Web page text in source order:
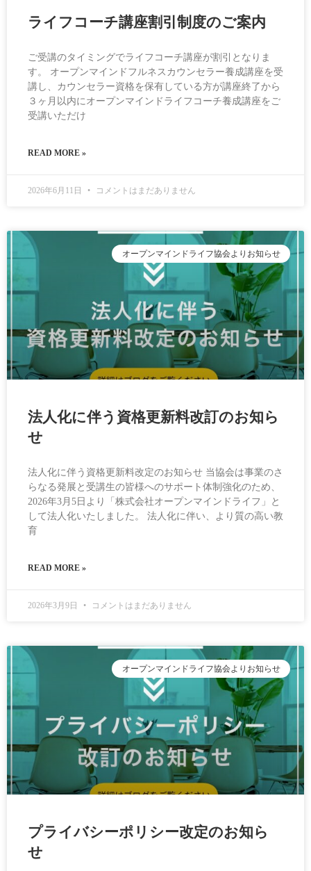
ライフコーチ講座割引制度のご案内
ご受講のタイミングでライフコーチ講座が割引となりま
す。 オープンマインドフルネスカウンセラー養成講座を受
講し、カウンセラー資格を保有している方が講座終了から
３ヶ月以内にオープンマインドライフコーチ養成講座をご
受講いただけ
READ MORE »
2026年6月11日 コメントはまだありません
オープンマインドライフ協会よりお知らせ
法人化に伴う資格更新料改訂のお知ら
せ
法人化に伴う資格更新料改定のお知らせ 当協会は事業のさ
らなる発展と受講生の皆様へのサポート体制強化のため、
2026年3月5日より「株式会社オープンマインドライフ」と
して法人化いたしました。 法人化に伴い、より質の高い教
育
READ MORE »
2026年3月9日 コメントはまだありません
オープンマインドライフ協会よりお知らせ
プライバシーポリシー改定のお知ら
せ